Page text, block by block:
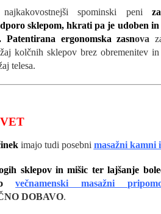
najkakovostnejši spominski peni
sklepom, hkrati pa je udoben
Patentirana ergonomska zasnova
kolčnih sklepov brez obremenitev
telesa.
imajo tudi posebni masažni kamni
sklepov in mišic ter lajšanje
večnamenski masažni
DOBAVO.